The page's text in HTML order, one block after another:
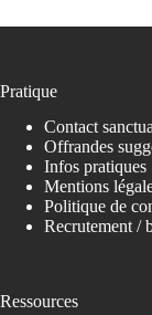
Pratique
Contact
Offrandes
Infos pratiques
Mentions
Politique de
Recrutement /
Ressources